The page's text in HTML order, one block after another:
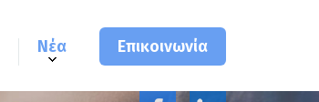
Νέα Επικοινωνία